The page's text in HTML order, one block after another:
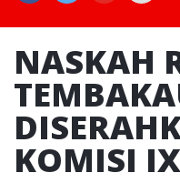
NASKAH
KOMISI IX